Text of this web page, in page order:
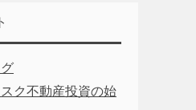
ク不動産投資の始